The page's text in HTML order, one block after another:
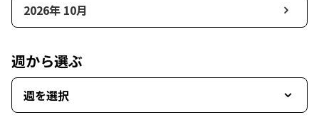
2026年 10月
週から選ぶ
週を選択